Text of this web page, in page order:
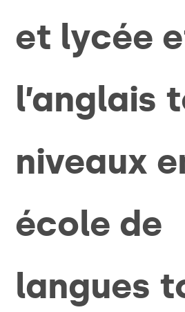
et lycée
l’anglais
niveaux
école de
langues